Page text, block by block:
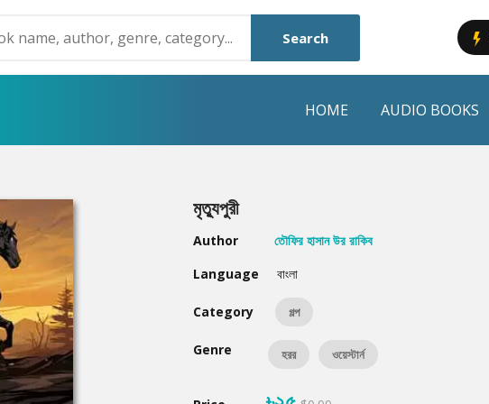
Search
HOME AUDIO BOOKS
Humayun Ahmed
Mouri Morium
Hot & New
মৃত্যুপুরী
Author
তৌফির হাসান উর রাকিব
Language
বাংলা
Category গল্প
Genre হরর ওয়েস্টার্ন